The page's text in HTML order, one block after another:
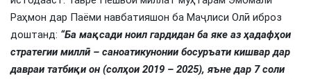
Раҳмон дар Паёми навбатияшон ба Маҷлиси Олӣ иброз
доштанд: “Ба мақсади ноил гардидан ба яке аз ҳадафҳои
стратегии миллӣ – саноатикунонии босуръати кишвар дар
давраи татбиқи он (солҳои 2019 – 2025), яъне дар 7 соли